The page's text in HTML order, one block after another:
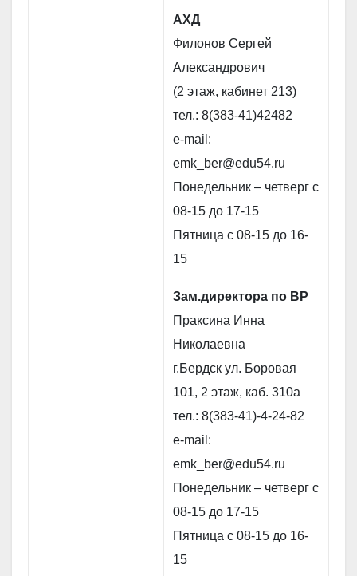
АХД
Филонов Сергей
Александрович
(2 этаж, кабинет 213)
тел.: 8(383-41)42482
e-mail:
emk_ber@edu54.ru
Понедельник – четверг с
08-15 до 17-15
Пятница с 08-15 до 16-
15
Зам.директора по ВР
Праксина Инна
Николаевна
г.Бердск ул. Боровая
101, 2 этаж, каб. 310а
тел.: 8(383-41)-4-24-82
e-mail:
emk_ber@edu54.ru
Понедельник – четверг с
08-15 до 17-15
Пятница с 08-15 до 16-
15